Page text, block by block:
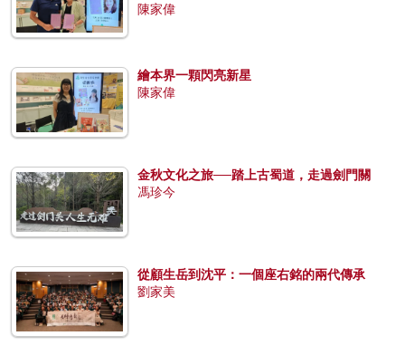
陳家偉
繪本界一顆閃亮新星
陳家偉
金秋文化之旅──踏上古蜀道，走過劍門關
馮珍今
從顧生岳到沈平：一個座右銘的兩代傳承
劉家美